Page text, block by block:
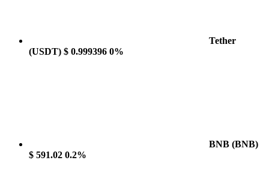
Tether
(USDT) $ 0.999396 0%
BNB (BNB)
$ 591.02 0.2%